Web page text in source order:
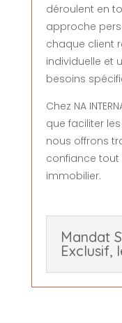
déroulent en
approche
chaque client
individuelle et
besoins
Chez NA
que faciliter
nous offrons
confiance
immobilier.
Mandat
Exclusif,